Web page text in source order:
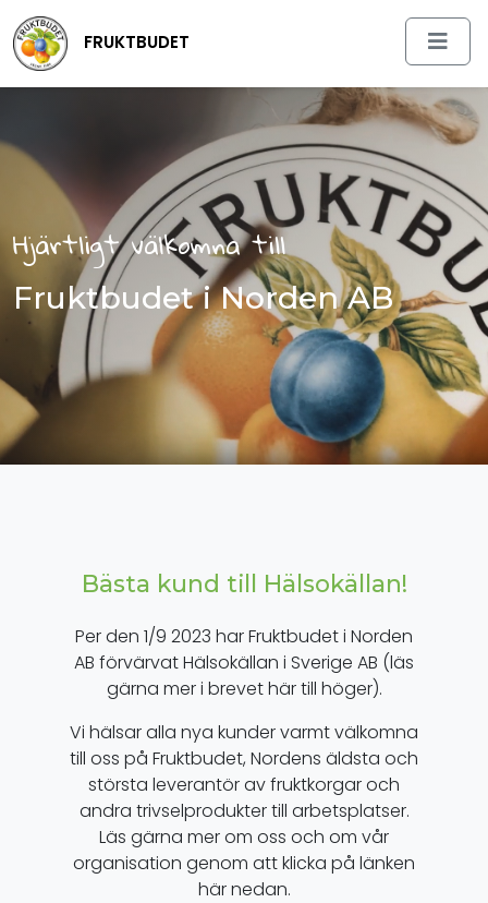
FRUKTBUDET
Hjärtligt välkomna till
Fruktbudet i Norden AB
Bästa kund till Hälsokällan!
Per den 1/9 2023 har Fruktbudet i Norden
AB förvärvat Hälsokällan i Sverige AB (läs
gärna mer i brevet här till höger).
Vi hälsar alla nya kunder varmt välkomna
till oss på Fruktbudet, Nordens äldsta och
största leverantör av fruktkorgar och
andra trivselprodukter till arbetsplatser.
Läs gärna mer om oss och om vår
organisation genom att klicka på länken
här nedan.